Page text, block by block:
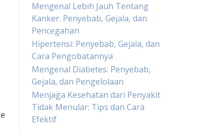
Mengenal Lebih Jauh Tentang
Kanker: Penyebab, Gejala, dan
Pencegahan
Hipertensi: Penyebab, Gejala, dan
Cara Pengobatannya
Mengenal Diabetes: Penyebab,
Gejala, dan Pengelolaan
Menjaga Kesehatan dari Penyakit
Tidak Menular: Tips dan Cara
Efektif